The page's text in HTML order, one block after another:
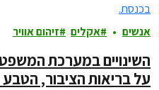
אנשים אקלים זיהום אוויר
השינויים במערכת
על בריאות הציבור,